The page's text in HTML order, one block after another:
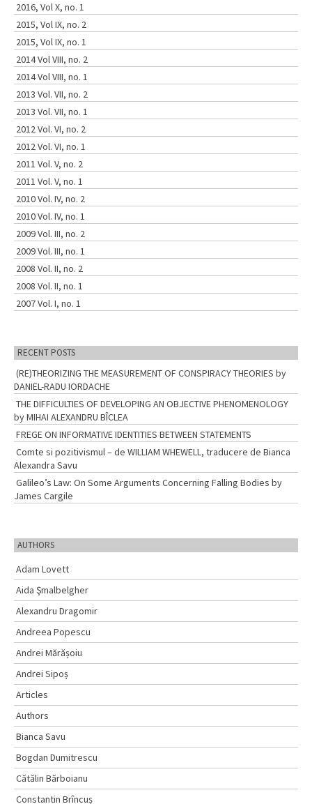
2016, Vol X, no. 1
2015, Vol IX, no. 2
2015, Vol IX, no. 1
2014 Vol VIII, no. 2
2014 Vol VIII, no. 1
2013 Vol. VII, no. 2
2013 Vol. VII, no. 1
2012 Vol. VI, no. 2
2012 Vol. VI, no. 1
2011 Vol. V, no. 2
2011 Vol. V, no. 1
2010 Vol. IV, no. 2
2010 Vol. IV, no. 1
2009 Vol. III, no. 2
2009 Vol. III, no. 1
2008 Vol. II, no. 2
2008 Vol. II, no. 1
2007 Vol. I, no. 1
RECENT POSTS
(RE)THEORIZING THE MEASUREMENT OF CONSPIRACY THEORIES by
DANIEL-RADU IORDACHE
THE DIFFICULTIES OF DEVELOPING AN OBJECTIVE PHENOMENOLOGY
by MIHAI ALEXANDRU BÎCLEA
FREGE ON INFORMATIVE IDENTITIES BETWEEN STATEMENTS
Comte si pozitivismul – de WILLIAM WHEWELL, traducere de Bianca
Alexandra Savu
Galileo’s Law: On Some Arguments Concerning Falling Bodies by
James Cargile
AUTHORS
Adam Lovett
Aida Şmalbelgher
Alexandru Dragomir
Andreea Popescu
Andrei Mărășoiu
Andrei Sipoș
Articles
Authors
Bianca Savu
Bogdan Dumitrescu
Cătălin Bărboianu
Constantin Brîncuș